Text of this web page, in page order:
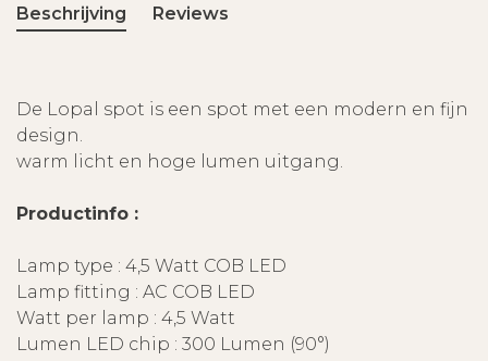
Beschrijving Reviews
De Lopal spot is een spot met een modern en fijn
design.
warm licht en hoge lumen uitgang.
Productinfo :
Lamp type : 4,5 Watt COB LED
Lamp fitting : AC COB LED
Watt per lamp : 4,5 Watt
Lumen LED chip : 300 Lumen (90°)